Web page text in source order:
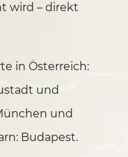
wird – direkt
in Österreich:
und
und
Budapest.